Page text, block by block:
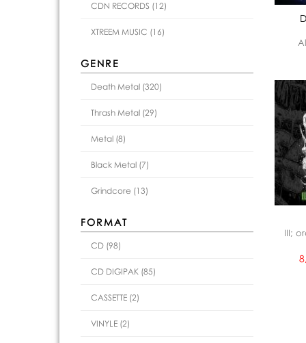
III;
CDN RECORDS (12)
XTREEM MUSIC (16)
GENRE
Death Metal (320)
Thrash Metal (29)
Metal (8)
Black Metal (7)
Grindcore (13)
FORMAT
CD (98)
CD DIGIPAK (85)
CASSETTE (2)
VINYLE (2)